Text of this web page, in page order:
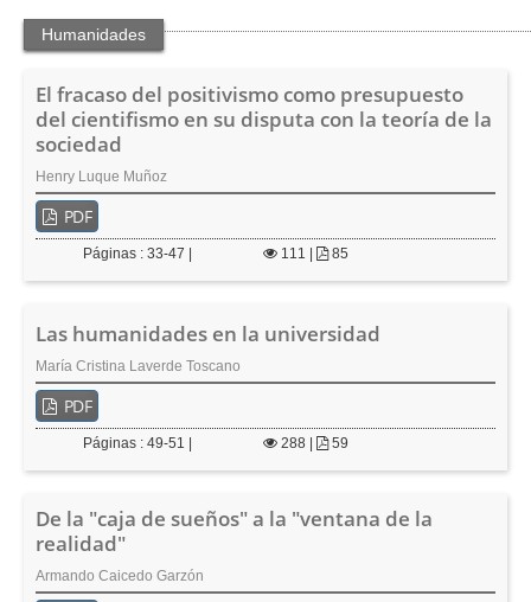
Humanidades
El fracaso del positivismo como presupuesto
del cientifismo en su disputa con la teoría de la
sociedad
Henry Luque Muñoz
PDF
Páginas : 33-47 | 111 | 85
Las humanidades en la universidad
María Cristina Laverde Toscano
PDF
Páginas : 49-51 | 288| 59
De la "caja de sueños" a la "ventana de la
realidad"
Armando Caicedo Garzón